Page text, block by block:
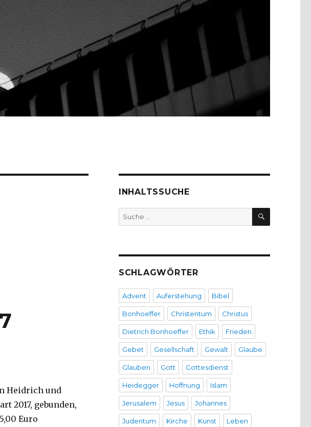
Heidrich und
2017, gebunden,
Euro
INHALTSSUCHE
Suche
nach:
SUCHEN
SCHLAGWÖRTER
Advent Auferstehung Bibel
Bonhoeffer Christentum Christus
Dietrich Bonhoeffer Ethik Frieden
Gebet Gesellschaft Gewalt Glaube
Glauben Gott Gottesdienst
Heidegger Hoffnung Islam
Jerusalem Jesus Johannes
Judentum Kirche Kunst Leben